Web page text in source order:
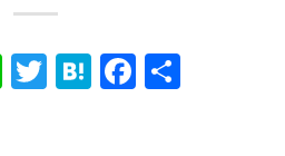
LineTwitter
Hatena共